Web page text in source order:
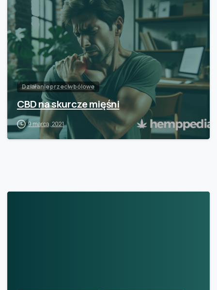
Działanie przeciwbólowe
CBD na skurcze mięśni
9 marca, 2021